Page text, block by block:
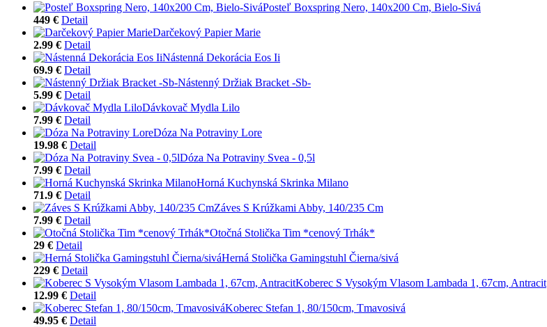
Posteľ Boxspring Nero, 140x200 Cm, Bielo-Sivá
449 € Detail
Darčekový Papier Marie
2.99 € Detail
Nástenná Dekorácia Eos Ii
69.9 € Detail
Nástenný Držiak Bracket -Sb-
5.99 € Detail
Dávkovač Mydla Lilo
7.99 € Detail
Dóza Na Potraviny Lore
19.98 € Detail
Dóza Na Potraviny Svea - 0,5l
7.99 € Detail
Horná Kuchynská Skrinka Milano
71.9 € Detail
Záves S Krúžkami Abby, 140/235 Cm
7.99 € Detail
Otočná Stolička Tim *cenový Trhák*
29 € Detail
Herná Stolička Gamingstuhl Čierna/sivá
229 € Detail
Koberec S Vysokým Vlasom Lambada 1, 67cm, Antracit
12.99 € Detail
Koberec Stefan 1, 80/150cm, Tmavosivá
49.95 € Detail